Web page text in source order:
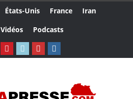
États-Unis France
Iran
Vidéos Podcasts